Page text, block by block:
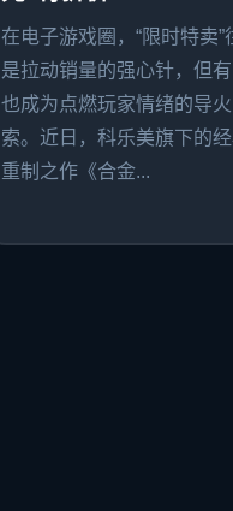
在电子游戏圈，“限时特卖”
是拉动销量的强心针，但
也成为点燃玩家情绪的导火
索。近日，科乐美旗下的
重制之作《合金...